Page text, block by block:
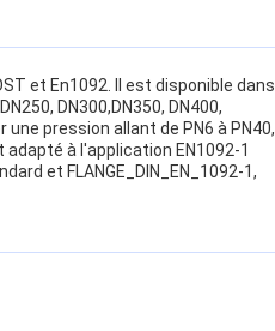
et En1092. Il est disponible dans
DN300,DN350, DN400,
pression allant de PN6 à PN40,
adapté à l'application EN1092-1
et FLANGE_DIN_EN_1092-1,